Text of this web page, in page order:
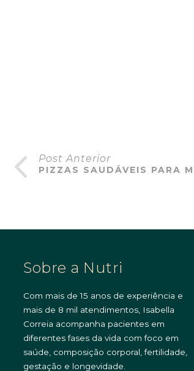
Post Anterior
PIZZAS SAUDÁVEIS PARA
Sobre a Nutri
Com mais de 15 anos de experiência e
mais de 8 mil atendimentos, Isabella
Correia acompanha pacientes em
diferentes fases da vida com foco em
saúde, composição corporal, fertilidade,
gestação e longevidade.